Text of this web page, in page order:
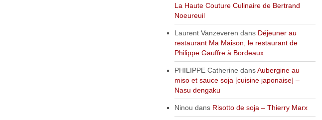
La Haute Couture Culinaire de Bertrand
Noeureuil
Laurent Vanzeveren dans Déjeuner au
restaurant Ma Maison, le restaurant de
Philippe Gauffre à Bordeaux
PHILIPPE Catherine dansAubergine au
miso et sauce soja [cuisine japonaise] –
Nasu dengaku
Ninou dans Risotto de soja – Thierry Marx